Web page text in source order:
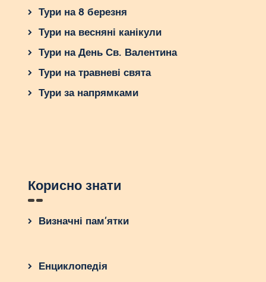
Тури на 8 березня
Тури на весняні канікули
Тури на День Св. Валентина
Тури на травневі свята
Тури за напрямками
Корисно знати
Визначні пам’ятки
Енциклопедія